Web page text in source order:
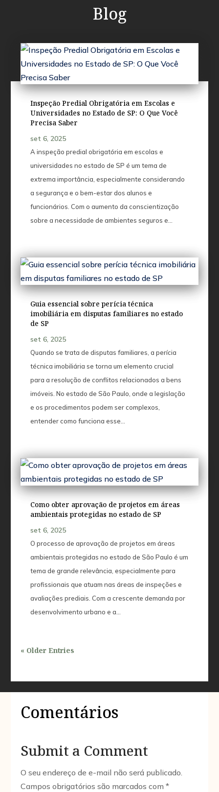
Blog
Inspeção Predial Obrigatória em Escolas e
Universidades no Estado de SP: O Que Você
Precisa Saber
set 6, 2025
A inspeção predial obrigatória em escolas e
universidades no estado de SP é um tema de
extrema importância, especialmente considerando
a segurança e o bem-estar dos alunos e
funcionários. Com o aumento da conscientização
sobre a necessidade de ambientes seguros e...
Guia essencial sobre perícia técnica
imobiliária em disputas familiares no estado
de SP
set 6, 2025
Quando se trata de disputas familiares, a perícia
técnica imobiliária se torna um elemento crucial
para a resolução de conflitos relacionados a bens
imóveis. No estado de São Paulo, onde a legislação
e os procedimentos podem ser complexos,
entender como funciona esse...
Como obter aprovação de projetos em áreas
ambientais protegidas no estado de SP
set 6, 2025
O processo de aprovação de projetos em áreas
ambientais protegidas no estado de São Paulo é um
tema de grande relevância, especialmente para
profissionais que atuam nas áreas de inspeções e
avaliações prediais. Com a crescente demanda por
desenvolvimento urbano e a...
« Older Entries
Comentários
Submit a Comment
O seu endereço de e-mail não será publicado.
Campos obrigatórios são marcados com*